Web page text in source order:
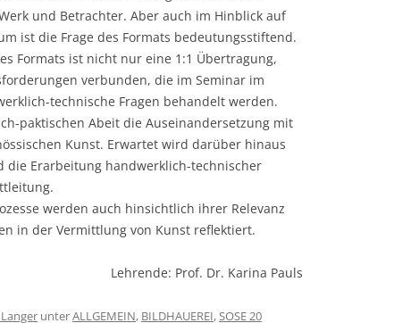
und Betrachter. Aber auch im Hinblick auf
ist die Frage des Formats bedeutungsstiftend.
Formats ist nicht nur eine 1:1 Übertragung,
verbunden, die im Seminar im
technische Fragen behandelt werden.
paktischen Abeit die Auseinandersetzung mit
Kunst. Erwartet wird darüber hinaus
Erarbeitung handwerklich-technischer
werden auch hinsichtlich ihrer Relevanz
in der Vermittlung von Kunst reflektiert.
Lehrende: Prof. Dr. Karina Pauls
unterALLGEMEIN, BILDHAUEREI,SOSE 20